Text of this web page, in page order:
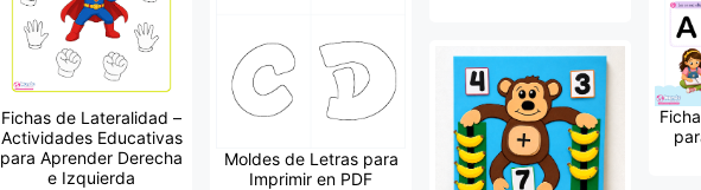
Fichas de Lateralidad –
Actividades Educativas
para Aprender Derecha
e Izquierda
Moldes de Letras para
Imprimir en PDF